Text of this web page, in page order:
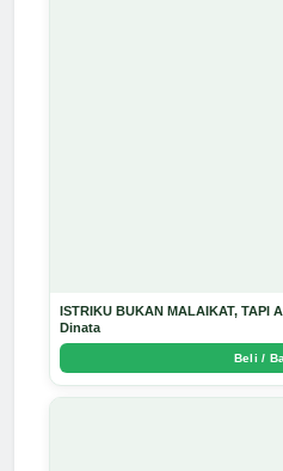
ISTRIKU BUKAN MALAIKAT, TAPI
Dinata
Beli /